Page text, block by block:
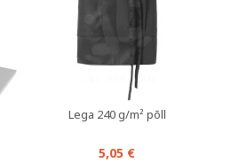
Lega 240 g/m² põll
5,05 €